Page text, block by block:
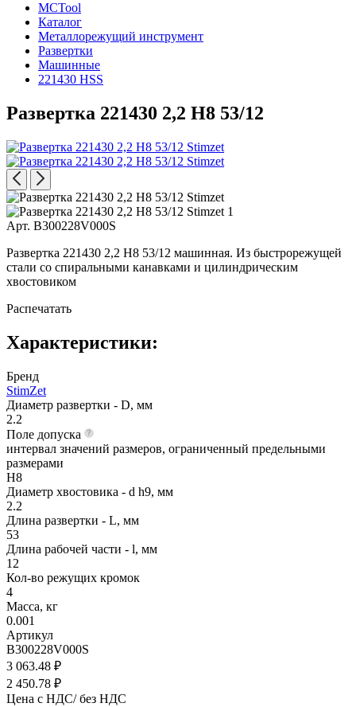
MCTool
Каталог
Металлорежущий инструмент
Развертки
Машинные
221430 HSS
Развертка 221430 2,2 H8 53/12
Арт. B300228V000S
Развертка 221430 2,2 H8 53/12 машинная. Из быстрорежущей
стали со спиральными канавками и цилиндрическим
хвостовиком
Распечатать
Характеристики:
Бренд
StimZet
Диаметр развертки - D, мм
2.2
Поле допуска
интервал значений размеров, ограниченный предельными
размерами
H8
Диаметр хвостовика - d h9, мм
2.2
Длина развертки - L, мм
53
Длина рабочей части - l, мм
12
Кол-во режущих кромок
4
Масса, кг
0.001
Артикул
B300228V000S
3 063.48 ₽
2 450.78 ₽
Цена с НДС/ без НДС